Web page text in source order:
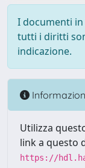
I documenti
tutti i diritti
indicazione.
Utilizza
link a questo
https://